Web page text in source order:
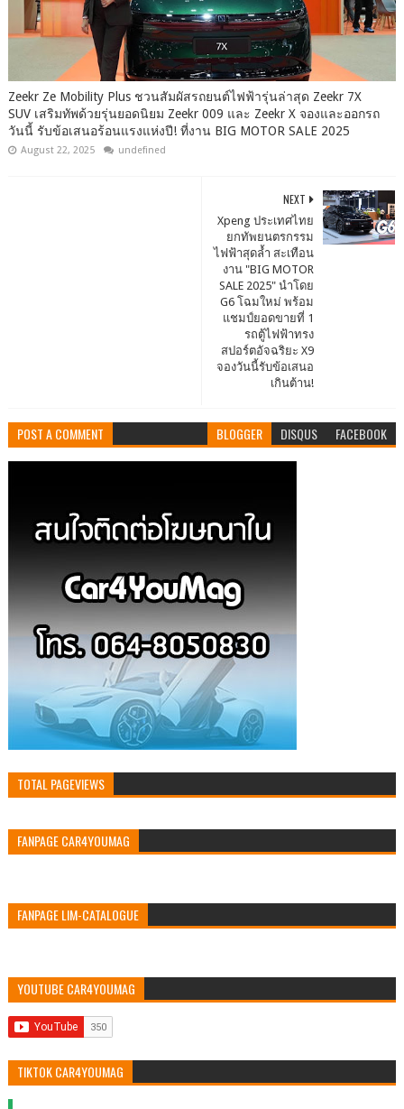
Zeekr Ze Mobility Plus ชวนสัมผัสรถยนต์ไฟฟ้ารุ่นล่าสุด Zeekr 7X
SUV เสริมทัพด้วยรุ่นยอดนิยม Zeekr 009 และ Zeekr X จองและออกรถ
วันนี้ รับข้อเสนอร้อนแรงแห่งปี! ที่งาน BIG MOTOR SALE 2025
August 22, 2025 undefined
NEXT
Xpeng ประเทศไทย
ยกทัพยนตรกรรม
ไฟฟ้าสุดล้ำ สะเทือน
งาน "BIG MOTOR
SALE 2025" นำโดย
G6 โฉมใหม่ พร้อม
แชมป์ยอดขายที่ 1
รถตู้ไฟฟ้าทรง
สปอร์ตอัจฉริยะ X9
จองวันนี้รับข้อเสนอ
เกินต้าน!
POST A COMMENT BLOGGER DISQUS FACEBOOK
TOTAL PAGEVIEWS
FANPAGE CAR4YOUMAG
FANPAGE LIM-CATALOGUE
YOUTUBE CAR4YOUMAG
TIKTOK CAR4YOUMAG